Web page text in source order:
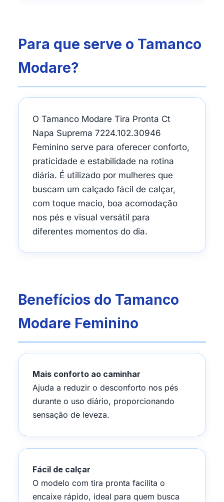
Para que serve o Tamanco
Modare?
O Tamanco Modare Tira Pronta Ct
Napa Suprema 7224.102.30946
Feminino serve para oferecer conforto,
praticidade e estabilidade na rotina
diária. É utilizado por mulheres que
buscam um calçado fácil de calçar,
com toque macio, boa acomodação
nos pés e visual versátil para
diferentes momentos do dia.
Benefícios do Tamanco
Modare Feminino
Mais conforto ao caminhar
Ajuda a reduzir o desconforto nos pés
durante o uso diário, proporcionando
sensação de leveza.
Fácil de calçar
O modelo com tira pronta facilita o
encaixe rápido, ideal para quem busca